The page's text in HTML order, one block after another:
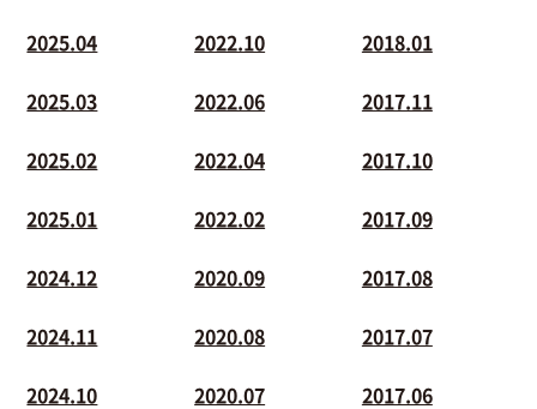
2025.04
2025.03
2025.02
2025.01
2024.12
2024.11
2024.10
2022.10
2022.06
2022.04
2022.02
2020.09
2020.08
2020.07
2018.01
2017.11
2017.10
2017.09
2017.08
2017.07
2017.06